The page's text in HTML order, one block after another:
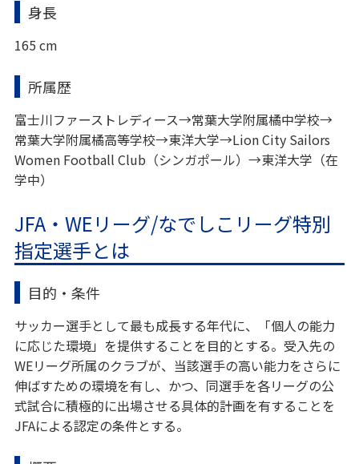
身長
165 cm
所属歴
富士川ファーストレディース→常葉大学附属橘中学校→
常葉大学附属橘高等学校→東洋大学→Lion City Sailors
Women Football Club（シンガポール）→東洋大学（在
学中）
JFA・WEリーグ/なでしこリーグ特別
指定選手とは
目的・条件
サッカー選手として最も成長する年代に、「個人の能力
に応じた環境」を提供することを目的とする。受入先の
WEリーグ所属のクラブが、当該選手の高い能力をさらに
伸ばすための環境を有し、かつ、同選手を各リーグの公
式試合に積極的に出場させる具体的計画を有することを
JFAによる認定の条件とする。